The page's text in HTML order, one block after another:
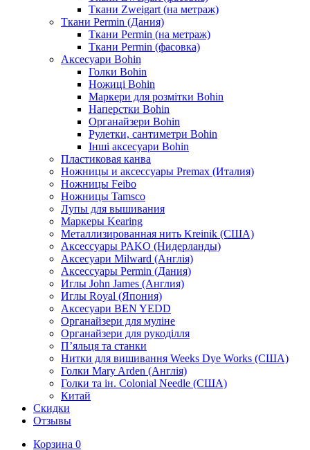
Ткани Zweigart (на метраж)
Ткани Permin (Дания)
Ткани Permin (на метраж)
Ткани Permin (фасовка)
Аксесуари Bohin
Голки Bohin
Ножиці Bohin
Маркери для розмітки Bohin
Наперстки Bohin
Органайзери Bohin
Рулетки, сантиметри Bohin
Інші аксесуари Bohin
Пластиковая канва
Ножницы и аксессуары Premax (Италия)
Ножницы Feibo
Ножницы Tamsco
Лупы для вышивания
Маркеры Kearing
Металлизированная нить Kreinik (США)
Аксессуары PAKO (Нидерланды)
Аксесуари Milward (Англія)
Аксессуары Permin (Дания)
Иглы John James (Англия)
Иглы Royal (Япония)
Аксесуари BEN YEDD
Органайзери для муліне
Органайзери для рукоділля
П’яльця та станки
Нитки для вишивання Weeks Dye Works (США)
Голки Mary Arden (Англія)
Голки та ін. Colonial Needle (США)
Китай
Скидки
Отзывы
Корзина 0